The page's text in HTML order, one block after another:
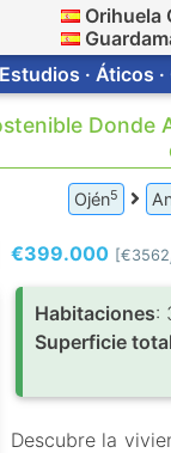
Orihuela
· Áticos ·
Ojén5
€399.000 [€3562
Habitaciones:
Superficie total
Descubre la